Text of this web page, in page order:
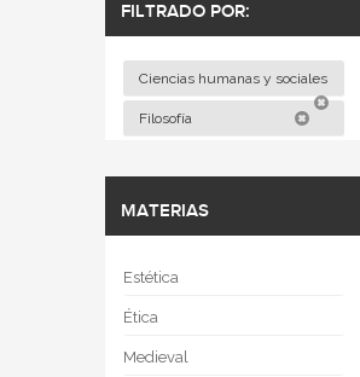
FILTRADO POR:
Ciencias humanas y sociales
Filosofía
MATERIAS
Estética
Ética
Medieval